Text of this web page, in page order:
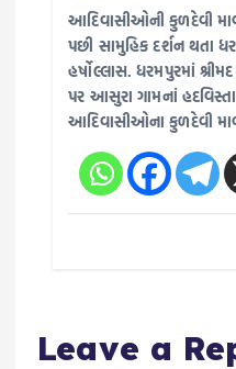
આદિવાસીઓની કુળદેવી
પછી સામુહિક દર્શન થતા
હર્ષોલ્લાસ. ધરમપુરમાં
પર આસુરા ગામનાં
આદિવાસીઓના કુળદેવી
Leave a